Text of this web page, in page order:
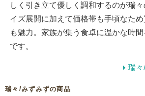
しく引き立て優しく調和するのが瑞
イズ展開に加えて価格帯も手頃なた
も魅力。家族が集う食卓に温かな時
です。
瑞々
瑞々/みずみずの商品